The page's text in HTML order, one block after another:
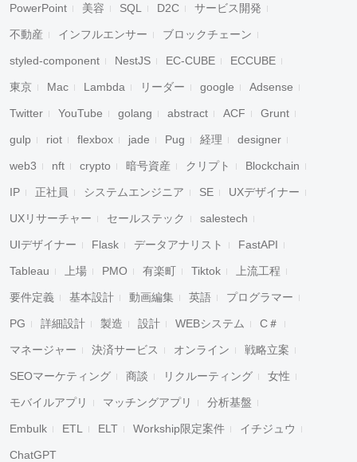
PowerPoint 美容 SQL D2C サービス開発
不動産 インフルエンサー ブロックチェーン
styled-component NestJS EC-CUBE ECCUBE
東京 Mac Lambda リーダー google Adsense
Twitter YouTube golang abstract ACF Grunt
gulp riot flexbox jade Pug 経理 designer
web3 nft crypto 暗号資産 クリプト Blockchain
IP 正社員 システムエンジニア SE UXデザイナー
UXリサーチャー セールステック salestech
UIデザイナー Flask データアナリスト FastAPI
Tableau 上場 PMO 有楽町 Tiktok 上流工程
要件定義 基本設計 動画編集 英語 プログラマー
PG 詳細設計 製造 設計 WEBシステム C＃
マネージャー 決済サービス オンライン 戦略立案
SEOマーケティング 商談 リクルーティング 女性
モバイルアプリ マッチングアプリ 分析基盤
Embulk ETL ELT Workship限定案件 イチジュウ
ChatGPT